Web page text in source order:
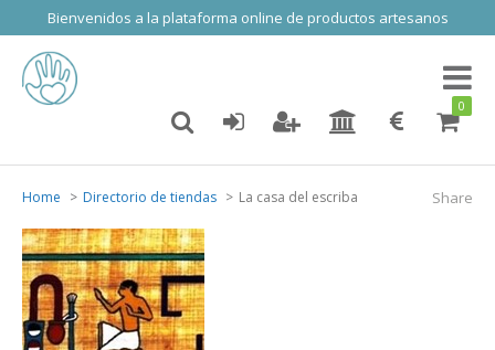
Bienvenidos a la plataforma online de productos artesanos
Toggle
0
Share
Home Directorio de tiendas La casa del escriba